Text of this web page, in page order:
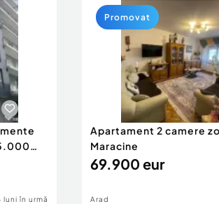
luni în urmă
Apartament 2 camere
Maracine
69.900 eur
Arad
Promovat